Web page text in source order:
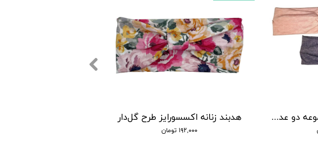
هدبند زنانه اکسسورایز طرح گل‌دار
۱۹۲,۰۰۰ تومان
هدبند زنانه آی ام مجموعه دو عددی